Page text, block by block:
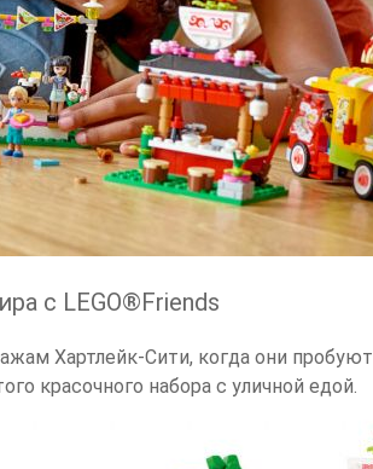
с LEGO®Friends
Хартлейк-Сити, когда они пробуют
красочного набора с уличной едой.